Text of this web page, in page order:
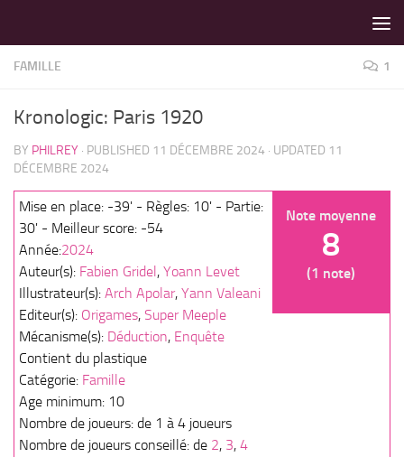
FAMILLE 1
Kronologic: Paris 1920
BY PHILREY · PUBLISHED 11 DÉCEMBRE 2024 · UPDATED 11
DÉCEMBRE 2024
Note moyenne
8
(1 note)
Mise en place: -39' - Règles: 10' - Partie:
30' - Meilleur score: -54
Année:2024
Auteur(s): Fabien Gridel , Yoann Levet
Illustrateur(s): Arch Apolar, Yann Valeani
Editeur(s): Origames, Super Meeple
Mécanisme(s): Déduction, Enquête
Contient du plastique
Catégorie: Famille
Age minimum: 10
Nombre de joueurs: de 1 à 4 joueurs
Nombre de joueurs conseillé: de 2, 3, 4